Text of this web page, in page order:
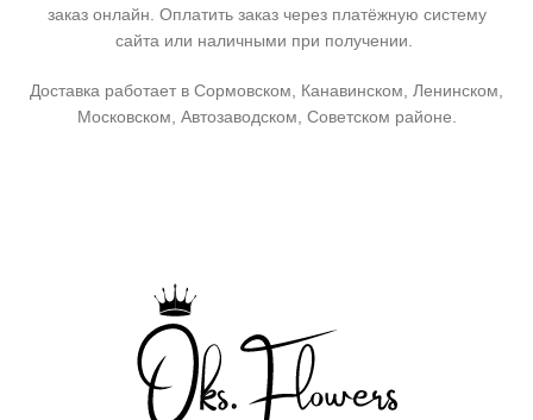
заказ онлайн. Оплатить заказ через платёжную систему
сайта или наличными при получении.
Доставка работает в Сормовском, Канавинском, Ленинском,
Московском, Автозаводском, Советском районе.